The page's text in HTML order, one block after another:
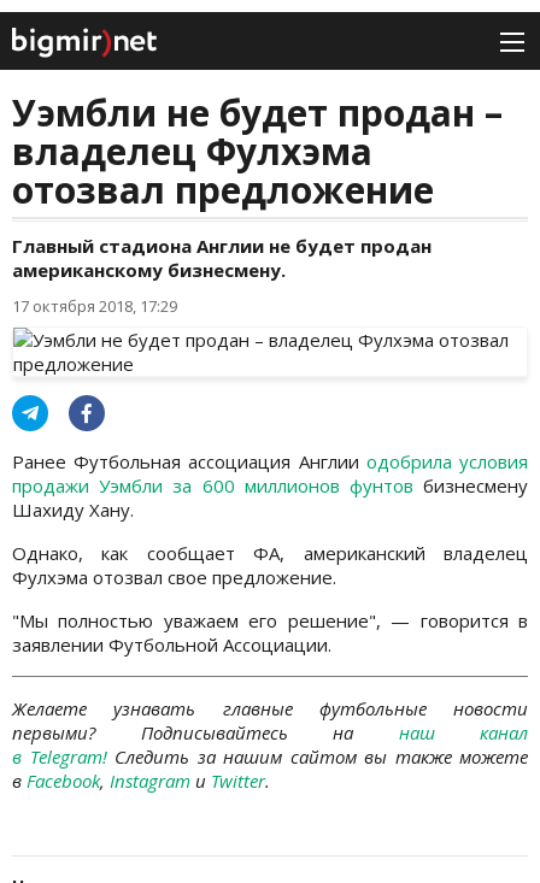
Уэмбли не будет продан –
владелец Фулхэма
отозвал предложение
Главный стадиона Англии не будет продан
американскому бизнесмену.
17 октября 2018, 17:29
Ранее Футбольная ассоциация Англии одобрила условия
продажи Уэмбли за 600 миллионов фунтов бизнесмену
Шахиду Хану.
Однако, как сообщает ФА, американский владелец
Фулхэма отозвал свое предложение.
"Мы полностью уважаем его решение", — говорится в
заявлении Футбольной Ассоциации.
Желаете узнавать главные футбольные новости
первыми?
Подписывайтесь на наш канал
в Telegram!Следить за нашим сайтом вы также можете
в Facebook, Instagram и Twitter.